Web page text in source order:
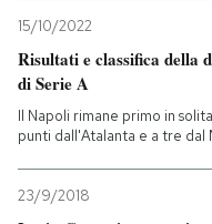
15/10/2022
Risultati e classifica della
di Serie A
Il Napoli rimane primo in
punti dall'Atalanta e a tre dal
23/9/2018